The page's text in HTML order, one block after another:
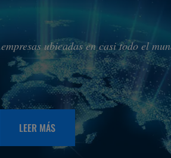
ubicadas en casi todo el
LEER MÁS